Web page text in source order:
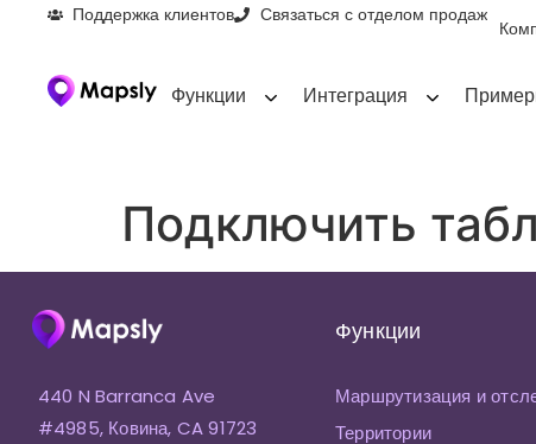
Поддержка клиентов Связаться с отделом продаж
Функции Интеграция
Подключить
440 N Barranca Ave
#4985, Ковина, CA 91723
Функции
Маршрутизация и
Территории